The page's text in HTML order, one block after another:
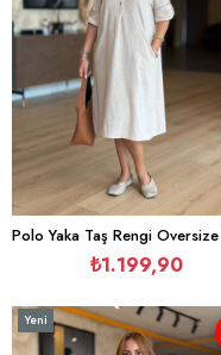
₺1.199,90
Yeni
Ürün